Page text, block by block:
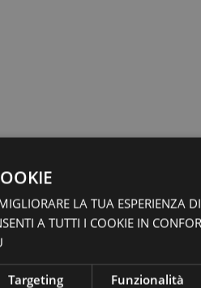
LA TUA ESPERIENZA
A TUTTI I COOKIE IN
Targeting Funzionalità